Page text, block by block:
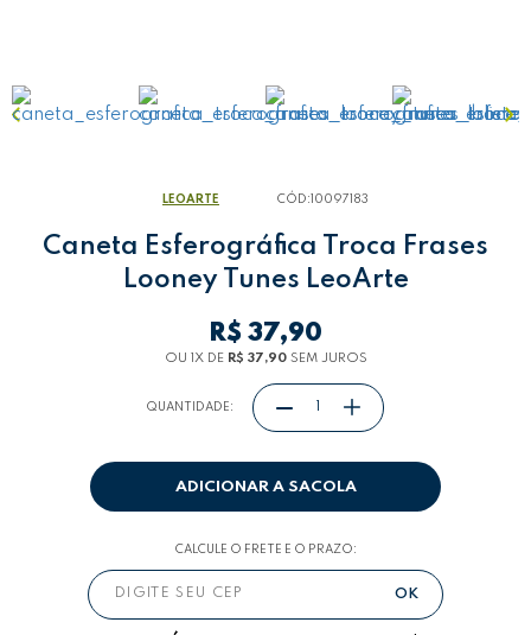
LEOARTE CÓD: 10097183
Caneta Esferográfica Troca Frases
Looney Tunes LeoArte
R$ 37,90
OU 1XDE R$ 37,90SEM JUROS
QUANTIDADE:
ADICIONAR A SACOLA
CALCULE O FRETE E O PRAZO: